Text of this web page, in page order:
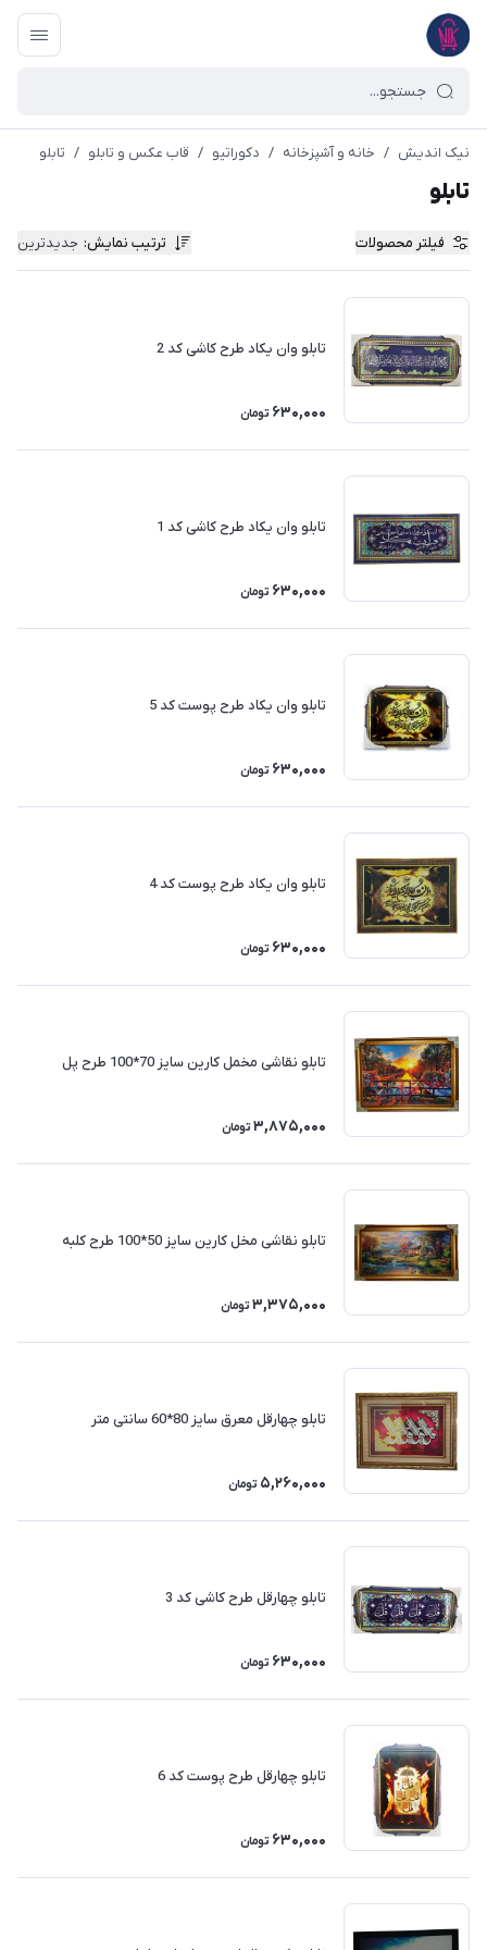
نیک اندیش / خانه و آشپزخانه / دکوراتیو / قاب عکس و تابلو / تابلو
تابلو
فیلتر محصولات ترتیب نمایش: جدیدترین
تابلو وان یکاد طرح کاشی کد 2
630,000 تومان
تابلو وان یکاد طرح کاشی کد 1
630,000 تومان
تابلو وان یکاد طرح پوست کد 5
630,000 تومان
تابلو وان یکاد طرح پوست کد 4
630,000 تومان
تابلو نقاشی مخمل کارین سایز 70*100 طرح پل
3,875,000 تومان
تابلو نقاشی مخل کارین سایز 50*100 طرح کلبه
3,375,000 تومان
تابلو چهارقل معرق سایز 80*60 سانتی متر
5,260,000 تومان
تابلو چهارقل طرح کاشی کد 3
630,000 تومان
تابلو چهارقل طرح پوست کد 6
630,000 تومان